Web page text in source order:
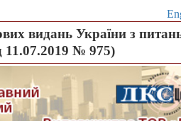
видань України з
11.07.2019 № 975)